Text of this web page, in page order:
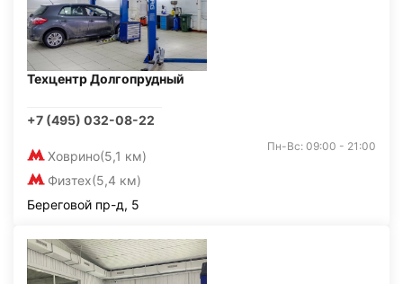
Техцентр Долгопрудный
+7 (495) 032-08-22
Ховрино(5,1 км)
Физтех(5,4 км)
Пн-Вс: 09:00 - 21:00
Береговой пр-д, 5